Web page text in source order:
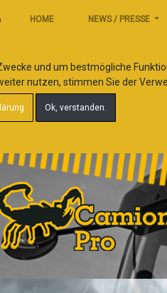
und um bestmögliche
nutzen, stimmen Sie der
Ok, verstanden.
HOME NEWS / PRESSE